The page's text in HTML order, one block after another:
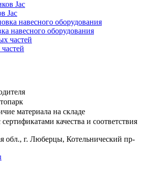
Jac
навесного оборудования
материала на складе
качества и соответствия
обл., г. Люберцы, Котельнический пр-